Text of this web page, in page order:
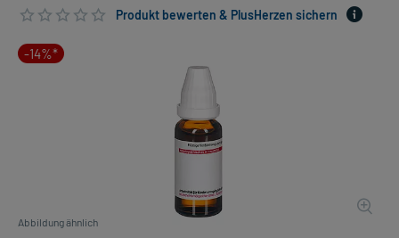
Produkt bewerten & PlusHerzen sichern
-14%*
Abbildung ähnlich